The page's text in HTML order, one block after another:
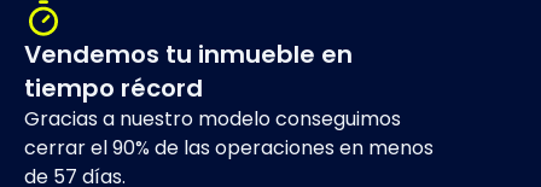
Vendemos tu inmueble en
tiempo récord
Gracias a nuestro modelo conseguimos
cerrar el 90% de las operaciones en menos
de 57 días.